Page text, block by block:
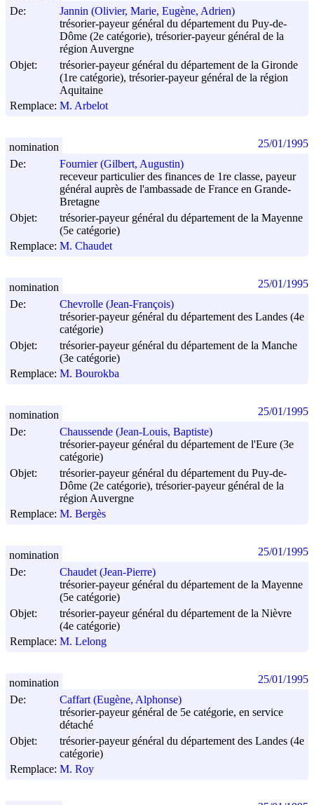
De:
Jannin (Olivier, Marie, Eugène, Adrien)
trésorier-payeur général du département du Puy-de-
Dôme (2e catégorie), trésorier-payeur général de la
région Auvergne
Objet:
trésorier-payeur général du département de la Gironde
(1re catégorie), trésorier-payeur général de la région
Aquitaine
Remplace: M. Arbelot
De:
Fournier (Gilbert, Augustin)
receveur particulier des finances de 1re classe, payeur
général auprès de l'ambassade de France en Grande-
Bretagne
Objet:
trésorier-payeur général du département de la Mayenne
(5e catégorie)
Remplace: M. Chaudet
nomination 25/01/1995
De:
Chevrolle (Jean-François)
trésorier-payeur général du département des Landes (4e
catégorie)
Objet:
trésorier-payeur général du département de la Manche
(3e catégorie)
Remplace: M. Bourokba
nomination 25/01/1995
De:
Chaussende (Jean-Louis, Baptiste)
trésorier-payeur général du département de l'Eure (3e
catégorie)
Objet:
trésorier-payeur général du département du Puy-de-
Dôme (2e catégorie), trésorier-payeur général de la
région Auvergne
Remplace: M. Bergès
nomination 25/01/1995
De:
Chaudet (Jean-Pierre)
trésorier-payeur général du département de la Mayenne
(5e catégorie)
Objet:
trésorier-payeur général du département de la Nièvre
(4e catégorie)
Remplace: M. Lelong
nomination 25/01/1995
De:
Caffart (Eugène, Alphonse)
trésorier-payeur général de 5e catégorie, en service
détaché
Objet:
trésorier-payeur général du département des Landes (4e
catégorie)
Remplace: M. Roy
nomination 25/01/1995